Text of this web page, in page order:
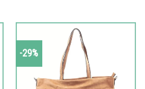
-29%